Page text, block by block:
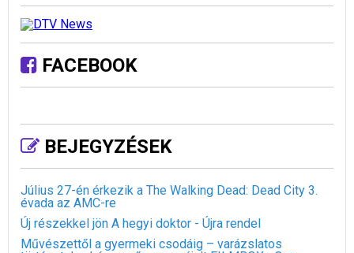
FACEBOOK
BEJEGYZÉSEK
Július 27-én érkezik a The Walking Dead: Dead City 3.
évada az AMC-re
Új részekkel jön A hegyi doktor - Újra rendel
Művészettől a gyermeki csodáig – varázslatos